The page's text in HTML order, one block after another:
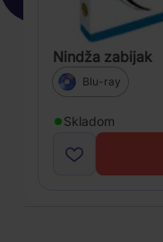
Nindža zabijak
Blu-ray
Skladom